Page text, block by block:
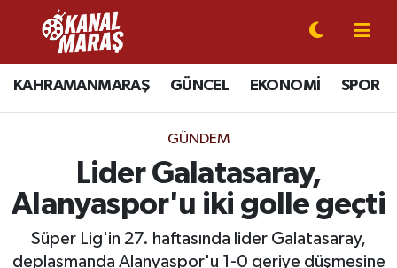
KAHRAMANMARAŞ GÜNCEL EKONOMİ SPOR
GÜNDEM
Lider Galatasaray,
Alanyaspor'u iki golle geçti
Süper Lig'in 27. haftasında lider Galatasaray,
deplasmanda Alanyaspor'u 1-0 geriye düşmesine
CANLI YAYIN
KAHRAMANMARAŞ
GÜNCEL
SPOR
SİYASET
Kahramanmaraş Nöbetçi Eczaneler
Kahramanmaraş Hava Durumu
Kahramanmaraş Namaz Vakitleri
Kahramanmaraş Trafik Yoğunluk Haritası
Süper Lig Puan Durumu ve Fikstür